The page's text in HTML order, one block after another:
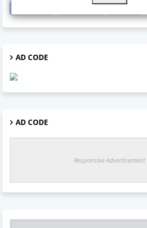
AD CODE
AD CODE
Responsive Advertisement